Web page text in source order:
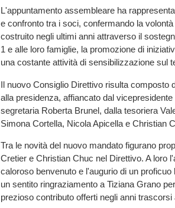
L'appuntamento assembleare ha
e confronto tra i soci, confermando la
costruito negli ultimi anni attraverso il
1 e alle loro famiglie, la promozione di
una costante attività di sensibilizzazione sul
Il nuovo Consiglio Direttivo risulta composto
alla presidenza, affiancato dal
segretaria Roberta Brunel, dalla tesoriera
Simona Cortella, Nicola Apicella e Christian
Tra le novità del nuovo mandato figurano
Cretier e Christian Chuc nel Direttivo. A loro
caloroso benvenuto e l'augurio di un
un sentito ringraziamento a Tiziana Grano
prezioso contributo offerti negli anni trascorsi